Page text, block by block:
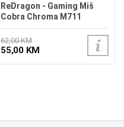
ReDragon - Gaming Miš
Cobra Chroma M711
62,00 KM
55,00 KM